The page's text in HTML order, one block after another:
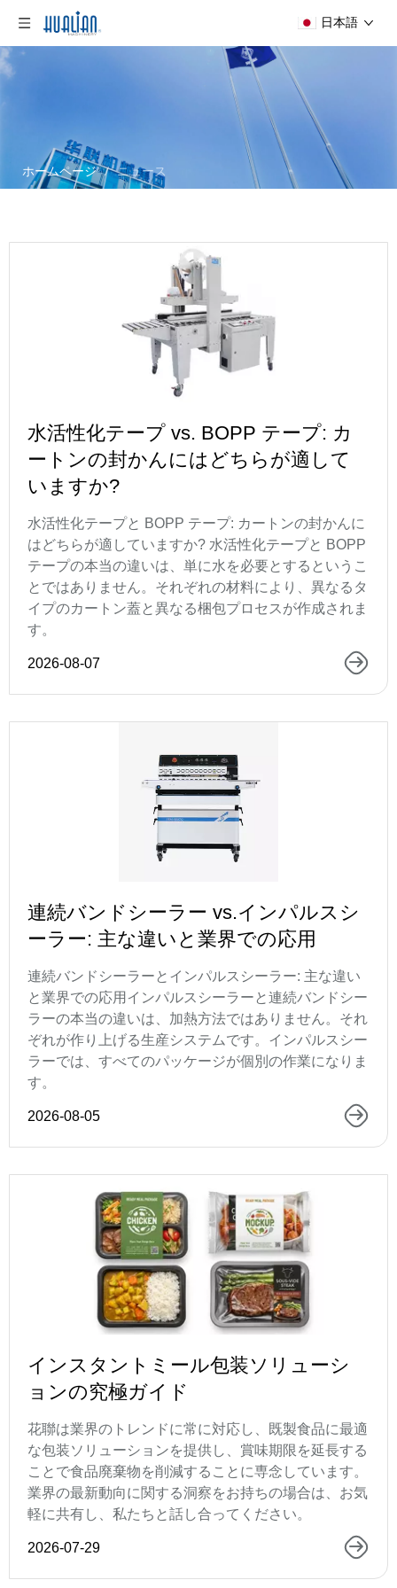
日本語
ホームページ / ニュース
水活性化テープ vs. BOPP テープ: カ
ートンの封かんにはどちらが適して
いますか?
水活性化テープと BOPP テープ: カートンの封かんに
はどちらが適していますか? 水活性化テープと BOPP
テープの本当の違いは、単に水を必要とするというこ
とではありません。それぞれの材料により、異なるタ
イプのカートン蓋と異なる梱包プロセスが作成されま
す。
2026-08-07
連続バンドシーラー vs.インパルスシ
ーラー: 主な違いと業界での応用
連続バンドシーラーとインパルスシーラー: 主な違い
と業界での応用インパルスシーラーと連続バンドシー
ラーの本当の違いは、加熱方法ではありません。それ
ぞれが作り上げる生産システムです。インパルスシー
ラーでは、すべてのパッケージが個別の作業になりま
す。
2026-08-05
インスタントミール包装ソリューシ
ョンの究極ガイド
花聯は業界のトレンドに常に対応し、既製食品に最適
な包装ソリューションを提供し、賞味期限を延長する
ことで食品廃棄物を削減することに専念しています。
業界の最新動向に関する洞察をお持ちの場合は、お気
軽に共有し、私たちと話し合ってください。
2026-07-29